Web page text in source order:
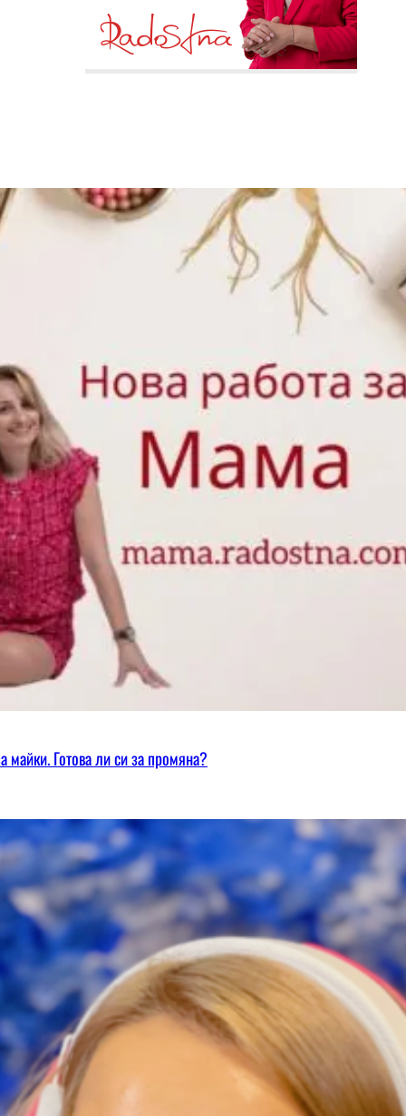
майки. Готова ли си за промяна?